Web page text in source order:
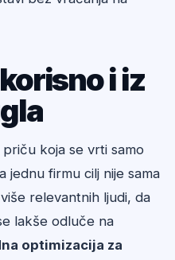
i iz
koja se vrti samo
jednu firmu cilj nije sama
relevantnih ljudi, da
lakše odluče na
optimizacija za